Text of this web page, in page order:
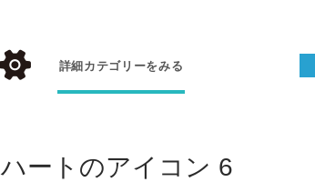
詳細カテゴリーをみる
ハートのアイコン 6